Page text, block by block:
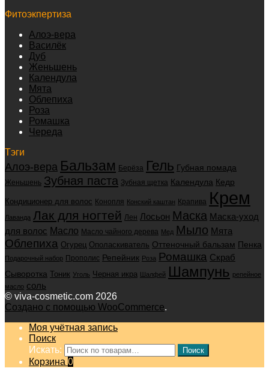
Фитоэкпертиза
Алоэ-вера
Василёк
Дуб
Женьшень
Календула
Мята
Облепиха
Роза
Ромашка
Череда
Тэги
Алоэ-вера Бальзам Берёза Гель Губная помада
Женьшень Зубная паста Зубная щетка Календула Кедр
Кондиционер для волос Конопля Конский каштан Крапива Крем
Лаванда Лак для ногтей Лен Лосьон Маска Маска-уход
для волос Масло Масло чайного дерева Мед Мыло Мята
Облепиха Огурец Ополаскиватель Оттеночный бальзам Пенка
Подарочный набор Прополис Репейник Роза Ромашка Скраб
Сыворотка Тоник Уголь Черная икра Шалфей Шампунь репейное
масло соль
© viva-cosmetic.com 2026
Создано с помощью WooCommerce.
Моя учётная запись
Поиск
Искать:
Поиск
Корзина 0